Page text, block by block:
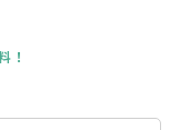
！